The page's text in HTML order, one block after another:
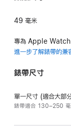
49 毫米
專為 Apple Watch
進一步了解錶帶的兼
錶帶尺寸
單一尺寸 (適合大部
錶帶適合 130–250 毫